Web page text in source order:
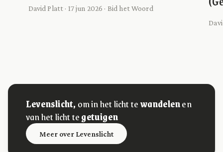
David Platt · 17 jun 2026 · Bid het Woord
Levenslicht, om in het licht tewandelenen
van het licht tegetuigen
Meer over Levenslicht